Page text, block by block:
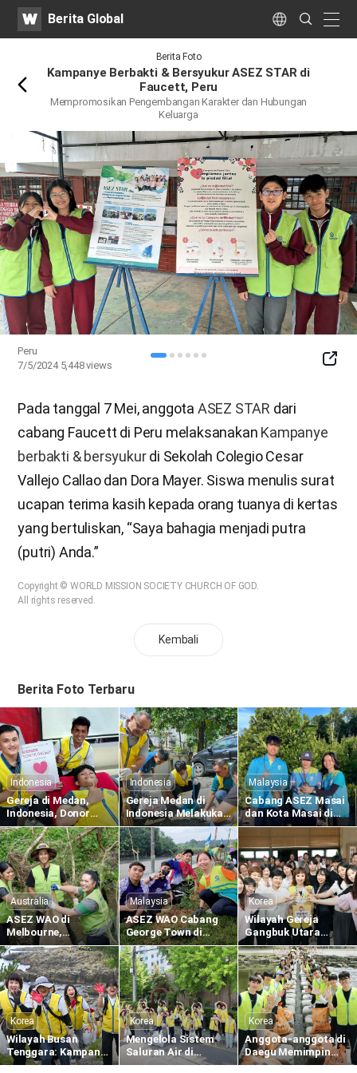
WATVBerita Global Language
Search
Submit
Berita Foto
Kampanye Berbakti & Bersyukur ASEZ STAR di
Faucett, Peru
Mempromosikan Pengembangan Karakter dan Hubungan
Keluarga
Peru
7/5/2024 5,448views
SNS
Pada tanggal 7 Mei, anggota ASEZ STAR dari
cabang Faucett di Peru melaksanakan Kampanye
berbakti & bersyukurdi Sekolah Colegio Cesar
Vallejo Callao dan Dora Mayer. Siswa menulis surat
ucapan terima kasih kepada orang tuanya di kertas
yang bertuliskan, “Saya bahagia menjadi putra
(putri) Anda.”
Copyright © WORLD MISSION SOCIETY CHURCH OF GOD.
All rights reserved.
Kembali
Berita Foto Terbaru
Indonesia
Gereja di Medan,
Indonesia, Donor
Darah Sedunia ke-
1.634 untuk
Memberikan
Kehidupan Melalui
Kasih Paskah
Indonesia
Gereja Medan di
Indonesia Melakukan
Pembersihan di
Kompeks Merbau
Mas
Malaysia
Cabang ASEZ Masai
dan Kota Masai di
Malaysia Menanam
Bibit Bakau di Sungai
Pulai
Australia
ASEZ WAO di
Melbourne,
Australia,
Melaksanakan
Pembersihan di
Dekat Koonung Creek
Malaysia
ASEZ WAO Cabang
George Town di
Malaysia Menanam
Bibit Eugenia di
Sekolah Menengah
Kebangsaan Taman
Widuri
Korea
Wilayah Gereja
Gangbuk Utara
Mengadakan Donor
Darah di Pusat
Darah Dongbu Seoul
Korea
Wilayah Busan
Tenggara: Kampanye
Menghapus Jejak
Korea
Mengelola Sistem
Saluran Air di
Wilayah Gangseo
Korea
Anggota-anggota di
Daegu Memimpin
Kampanye